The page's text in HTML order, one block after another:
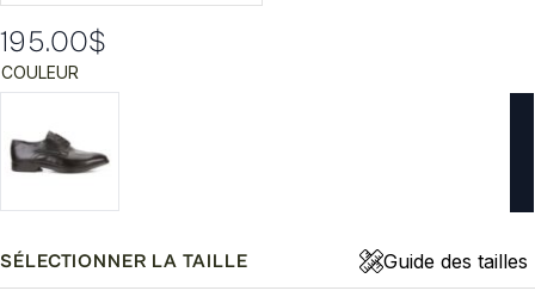
195.00$
COULEUR
SÉLECTIONNER LA TAILLE Guide des tailles